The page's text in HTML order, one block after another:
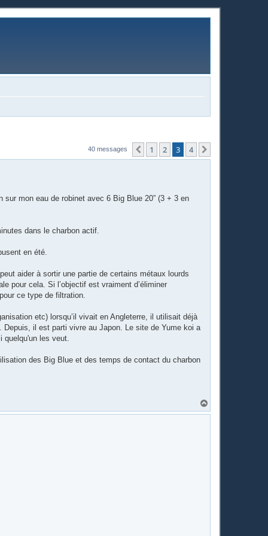
40 messages Précédente
1 2 3 4
sur mon eau de robinet avec 6 Big Blue 20” (3 + 3 en
dans le charbon actif.
en été.
aider à sortir une partie de certains métaux lourds
pour cela. Si l’objectif est vraiment d’éliminer
ce type de filtration.
etc) lorsqu’il vivait en Angleterre, il utilisait déjà
il est parti vivre au Japon. Le site de Yume koi a
les veut.
des Big Blue et des temps de contact du charbon
a